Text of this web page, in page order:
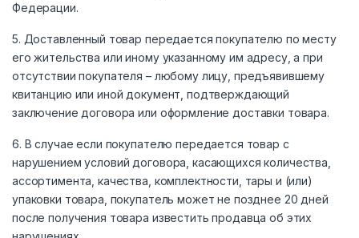
Федерации.
5. Доставленный товар передается покупателю по месту
его жительства или иному указанному им адресу, а при
отсутствии покупателя – любому лицу, предъявившему
квитанцию или иной документ, подтверждающий
заключение договора или оформление доставки товара.
6. В случае если покупателю передается товар с
нарушением условий договора, касающихся количества,
ассортимента, качества, комплектности, тары и (или)
упаковки товара, покупатель может не позднее 20 дней
после получения товара известить продавца об этих